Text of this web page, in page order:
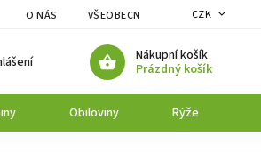
O NÁS VŠEOBECNÉ OBCHODNÍ PODMÍNKY
CZK
Nákupní košík
Prázdný košík
Obiloviny Rýže